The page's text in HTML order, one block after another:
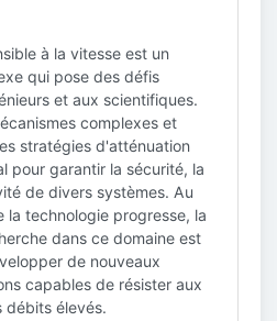
à la vitesse est un
qui pose des défis
et aux scientifiques.
complexes et
stratégies d'atténuation
pour garantir la sécurité, la
de divers systèmes. Au
la technologie progresse, la
dans ce domaine est
de nouveaux
capables de résister aux
débits élevés.